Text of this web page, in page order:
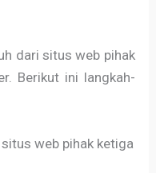
dari situs web pihak
Berikut ini langkah-
web pihak ketiga